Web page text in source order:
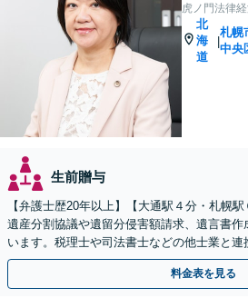
虎ノ門法律
北
海
道
|
札幌
中央
生前贈与
【弁護士歴20年以上】【大通駅４分・札幌駅
遺産分割協議や遺留分侵害額請求、遺言書作
います。税理士や司法書士などの他士業と
解決が可能です。ぜひご相談ください。
料金表を見る